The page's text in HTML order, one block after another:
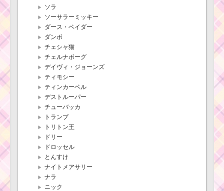
ソラ
ソーサラーミッキー
ダース・ベイダー
ダンボ
チェシャ猫
チェルナボーグ
デイヴィ・ジョーンズ
ティモシー
ティンカーベル
デストルーパー
チューバッカ
トランプ
トリトン王
ドリー
ドロッセル
とんすけ
ナイトメアサリー
ナラ
ニック